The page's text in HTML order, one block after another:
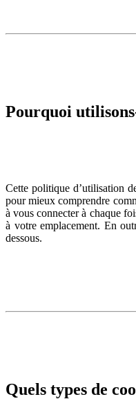
Pourquoi
Cette politique d’utilisation
pour mieux comprendre
à vous connecter à chaque
à votre emplacement. En
dessous.
Quels types de